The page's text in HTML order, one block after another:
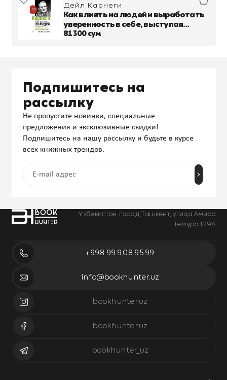
Дейл Карнеги
Как влиять на людей и выработать
уверенность в себе, выступая
публично
81 300 сум
Узбекистан, город Ташкент, улица Амира
Темура 129А
+998 99 908 95 99
info@bookhunter.uz
bookhunter.uz
bookhunter.uz
bookhunter_uz
Подпишитесь на
рассылку
Не пропустите новинки, специальные
предложения и эксклюзивные скидки!
Подпишитесь на нашу рассылку и будьте в курсе
всех книжных трендов.